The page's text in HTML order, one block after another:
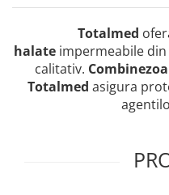
Medicina de Familie
Echipament medical pentru
Sterilizare
Echipament medical pentru
Endocrinologie
Cantare
Colposcoape
Combine oftalmologice
Concentratoare de oxigen
Targi
Microperfuzoare
Piese spirometre
Pungi sterilizare
Role pungi sterilizare
Totalmed
halate impermeabile
calitativ.
Totalmed asigura